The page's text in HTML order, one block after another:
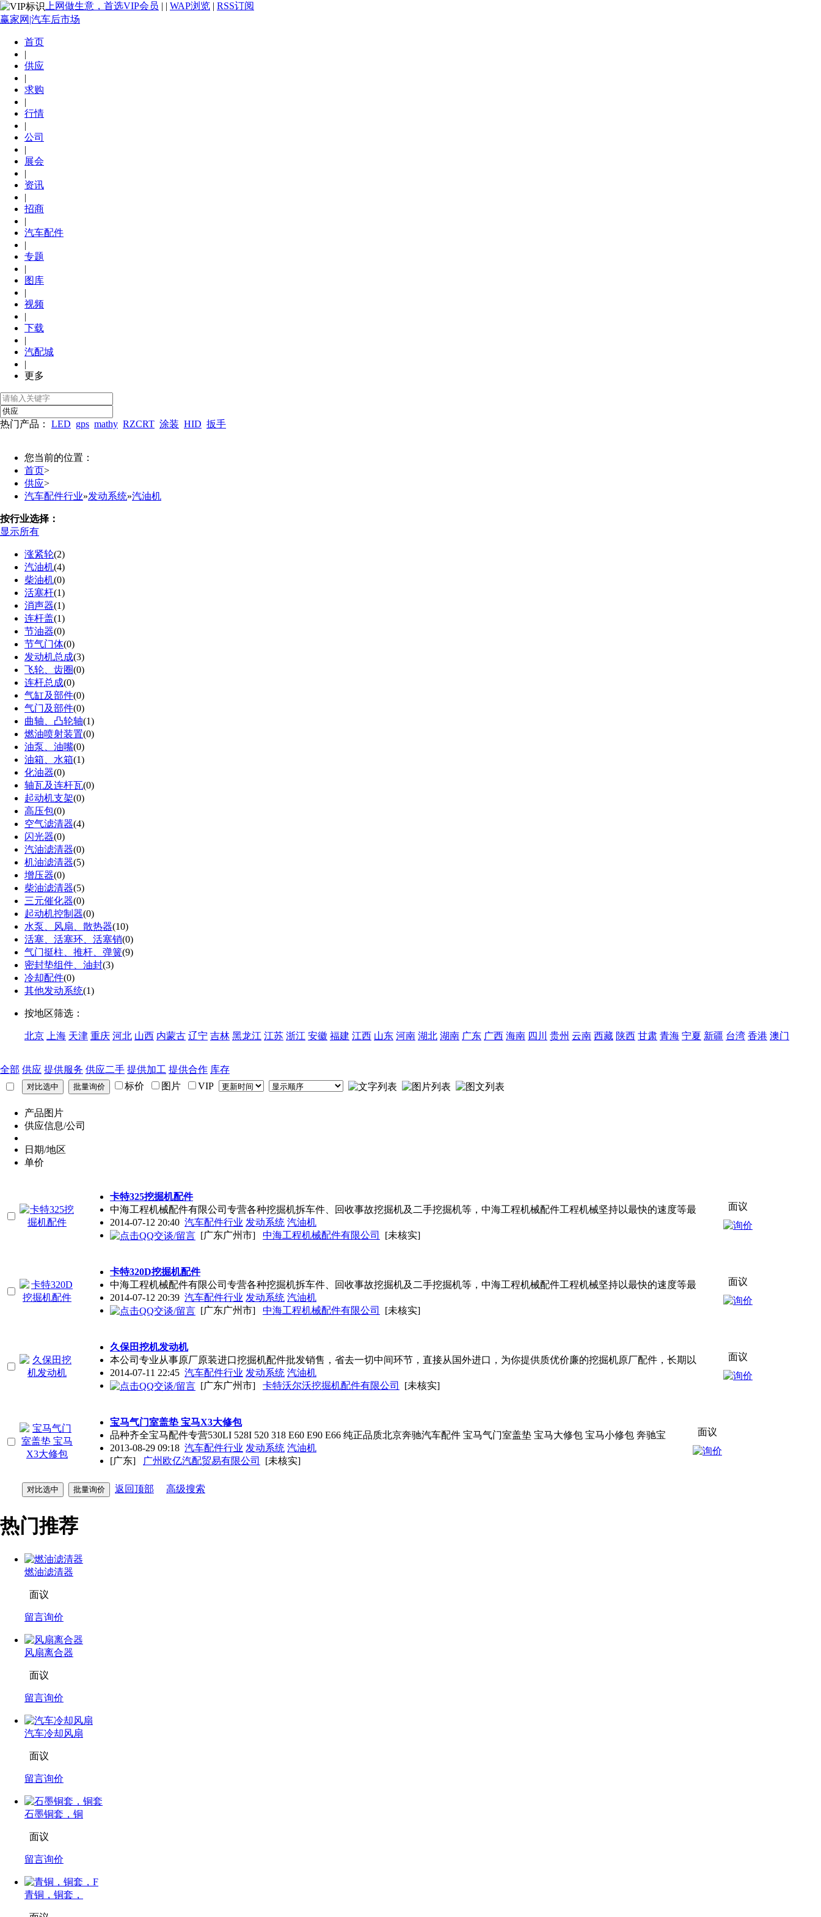
上网做生意，首选VIP会员 | | WAP浏览 | RSS订阅
赢家网|汽车后市场
首页
|
供应
|
求购
|
行情
|
公司
|
展会
|
资讯
|
招商
|
汽车配件
|
专题
|
图库
|
视频
|
下载
|
汽配城
|
更多
热门产品： LED gps mathy RZCRT 涂装 HID 扳手
您当前的位置：
首页>
供应>
汽车配件行业»发动系统»汽油机
按行业选择：
显示所有
涨紧轮(2)
汽油机(4)
柴油机(0)
活塞杆(1)
消声器(1)
连杆盖(1)
节油器(0)
节气门体(0)
发动机总成(3)
飞轮、齿圈(0)
连杆总成(0)
气缸及部件(0)
气门及部件(0)
曲轴、凸轮轴(1)
燃油喷射装置(0)
油泵、油嘴(0)
油箱、水箱(1)
化油器(0)
轴瓦及连杆瓦(0)
起动机支架(0)
高压包(0)
空气滤清器(4)
闪光器(0)
汽油滤清器(0)
机油滤清器(5)
增压器(0)
柴油滤清器(5)
三元催化器(0)
起动机控制器(0)
水泵、风扇、散热器(10)
活塞、活塞环、活塞销(0)
气门挺柱、推杆、弹簧(9)
密封垫组件、油封(3)
冷却配件(0)
其他发动系统(1)
按地区筛选：
北京 上海 天津 重庆 河北 山西 内蒙古 辽宁 吉林 黑龙江 江苏 浙江 安徽 福建 江西 山东 河南 湖北 湖南 广东 广西 海南 四川 贵州 云南 西藏 陕西 甘肃 青海 宁夏 新疆 台湾 香港 澳门
全部 供应 提供服务 供应二手 提供加工 提供合作 库存
标价
图片 VIP
产品图片
供应信息/公司
日期/地区
单价
卡特325挖掘机配件
中海工程机械配件有限公司专营各种挖掘机拆车件、回收事故挖掘机及二手挖掘机等，中海工程机械配件工程机械坚持以最快的速度等最
2014-07-12 20:40 汽车配件行业 发动系统 汽油机
[广东广州市]
中海工程机械配件有限公司 [未核实]
面议
卡特320D挖掘机配件
中海工程机械配件有限公司专营各种挖掘机拆车件、回收事故挖掘机及二手挖掘机等，中海工程机械配件工程机械坚持以最快的速度等最
2014-07-12 20:39 汽车配件行业 发动系统 汽油机
[广东广州市]
中海工程机械配件有限公司 [未核实]
面议
久保田挖机发动机
本公司专业从事原厂原装进口挖掘机配件批发销售，省去一切中间环节，直接从国外进口，为你提供质优价廉的挖掘机原厂配件，长期以
2014-07-11 22:45 汽车配件行业 发动系统 汽油机
[广东广州市]
卡特沃尔沃挖掘机配件有限公司 [未核实]
面议
宝马气门室盖垫 宝马X3大修包
品种齐全宝马配件专营530LI 528I 520 318 E60 E90 E66 纯正品质北京奔驰汽车配件 宝马气门室盖垫 宝马大修包 宝马小修包 奔驰宝
2013-08-29 09:18 汽车配件行业 发动系统 汽油机
[广东]
广州欧亿汽配贸易有限公司 [未核实]
面议
返回顶部 高级搜索
热门推荐
燃油滤清器
面议
留言询价
风扇离合器
面议
留言询价
汽车冷却风扇
面议
留言询价
石墨铜套，铜
面议
留言询价
青铜，铜套，